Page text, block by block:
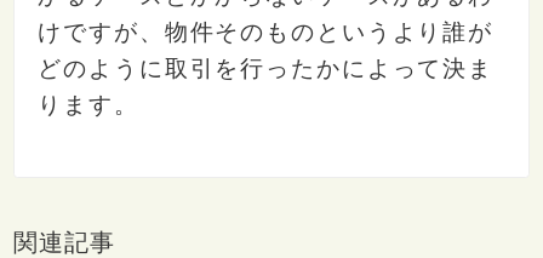
けですが、物件そのものというより誰が
どのように取引を行ったかによって決ま
ります。
関連記事